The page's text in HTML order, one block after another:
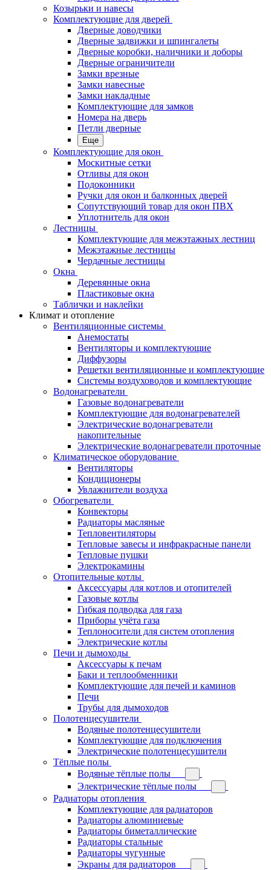
Козырьки и навесы
Комплектующие для дверей
Дверные доводчики
Дверные задвижки и шпингалеты
Дверные коробки, наличники и доборы
Дверные ограничители
Замки врезные
Замки навесные
Замки накладные
Комплектующие для замков
Номера на дверь
Петли дверные
Еще
Комплектующие для окон
Москитные сетки
Отливы для окон
Подоконники
Ручки для окон и балконных дверей
Сопутствующий товар для окон ПВХ
Уплотнитель для окон
Лестницы
Комплектующие для межэтажных лестниц
Межэтажные лестницы
Чердачные лестницы
Окна
Деревянные окна
Пластиковые окна
Таблички и наклейки
Климат и отопление
Вентиляционные системы
Анемостаты
Вентиляторы и комплектующие
Диффузоры
Решетки вентиляционные и комплектующие
Системы воздуховодов и комплектующие
Водонагреватели
Газовые водонагреватели
Комплектующие для водонагревателей
Электрические водонагреватели
накопительные
Электрические водонагреватели проточные
Климатическое оборудование
Вентиляторы
Кондиционеры
Увлажнители воздуха
Обогреватели
Конвекторы
Радиаторы масляные
Тепловентиляторы
Тепловые завесы и инфракрасные панели
Тепловые пушки
Электрокамины
Отопительные котлы
Аксессуары для котлов и отопителей
Газовые котлы
Гибкая подводка для газа
Приборы учёта газа
Теплоносители для систем отопления
Электрические котлы
Печи и дымоходы
Аксессуары к печам
Баки и теплообменники
Комплектующие для печей и каминов
Печи
Трубы для дымоходов
Полотенцесушители
Водяные полотенцесушители
Комплектующие для подключения
Электрические полотенцесушители
Тёплые полы
Водяные тёплые полы
Электрические тёплые полы
Радиаторы отопления
Комплектующие для радиаторов
Радиаторы алюминиевые
Радиаторы биметаллические
Радиаторы стальные
Радиаторы чугунные
Экраны для радиаторов